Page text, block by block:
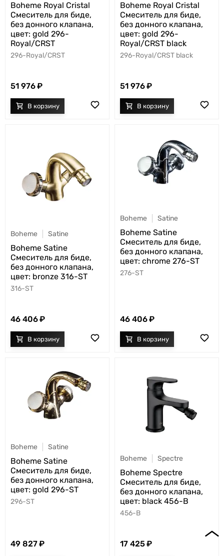
Boheme Royal Cristal
Смеситель для биде,
без донного клапана,
цвет: gold 296-
Royal/CRST
296-Royal/CRST
51 976
Boheme Royal Cristal
Смеситель для биде,
без донного клапана,
цвет: gold 296-
Royal/CRST black
296-Royal/CRST black
51 976
Boheme Satine
Boheme Satine
Смеситель для биде,
без донного клапана,
цвет: bronze 316-ST
316-ST
46 406
Boheme Satine
Boheme Satine
Смеситель для биде,
без донного клапана,
цвет: chrome 276-ST
276-ST
46 406
Boheme Satine
Boheme Satine
Смеситель для биде,
без донного клапана,
цвет: gold 296-ST
296-ST
49 827
Boheme Spectre
Boheme Spectre
Смеситель для биде,
без донного клапана,
цвет: black 456-B
456-B
17 425